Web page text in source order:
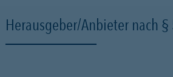
Herausgeber/Anbieter nach §